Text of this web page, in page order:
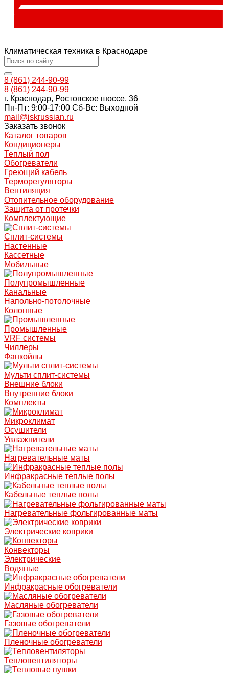
Климатическая техника в Краснодаре
8 (861) 244-90-99
8 (861) 244-90-99
г. Краснодар, Ростовское шоссе, 36
Пн-Пт: 9:00-17:00 Cб-Вс: Выходной
mail@iskrussian.ru
Заказать звонок
Каталог товаров
Кондиционеры
Теплый пол
Обогреватели
Греющий кабель
Терморегуляторы
Вентиляция
Отопительное оборудование
Защита от протечки
Комплектующие
Сплит-системы
Настенные
Кассетные
Мобильные
Полупромышленные
Канальные
Напольно-потолочные
Колонные
Промышленные
VRF системы
Чиллеры
Фанкойлы
Мульти сплит-системы
Внешние блоки
Внутренние блоки
Комплекты
Микроклимат
Осушители
Увлажнители
Нагревательные маты
Инфракрасные теплые полы
Кабельные теплые полы
Нагревательные фольгированные маты
Электрические коврики
Конвекторы
Электрические
Водяные
Инфракрасные обогреватели
Масляные обогреватели
Газовые обогреватели
Пленочные обогреватели
Тепловентиляторы